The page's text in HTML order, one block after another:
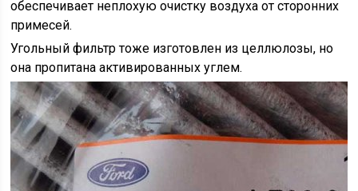
обеспечивает неплохую очистку воздуха от сторонних
примесей.
Угольный фильтр тоже изготовлен из целлюлозы, но
она пропитана активированных углем.